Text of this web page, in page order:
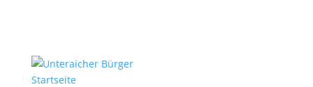
Startseite